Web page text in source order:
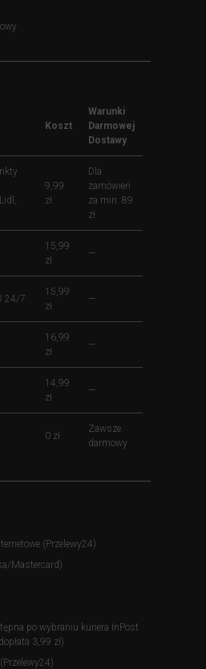
Koszt
Warunki
Darmowej
Dostawy
9,99
zł
Dla
zamówień
za min. 89
zł
15,99
zł
—
24/7
15,99
zł
—
16,99
zł
—
14,99
zł
—
0 zł
Zawsze
darmowy
(Przelewy24)
Mastercard)
po wybraniu kuriera InPost
3,99 zł)